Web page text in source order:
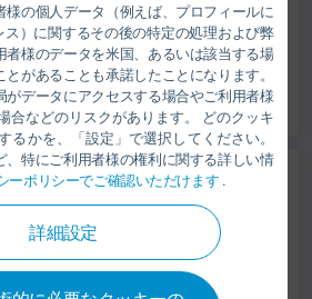
様の個人データ（例えば、プロフィールに
ス）に関するその後の特定の処理および弊
者様のデータを米国、あるいは該当する場
があることも承諾したことになります。
がデータにアクセスする場合やご利用者様
合などのリスクがあります。 どのクッキ
るかを、「設定」で選択してください。
、特にご利用者様の権利に関する詳しい情
ーポリシーでご確認いただけます .
詳細設定
PRESIDENT & CEO
FINANCE DIRECTOR